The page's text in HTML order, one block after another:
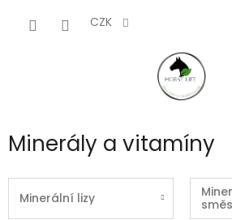
CZK
Minerály a vitamíny
Minerální lizy